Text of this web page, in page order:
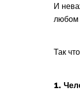
И
любом
Так
1.